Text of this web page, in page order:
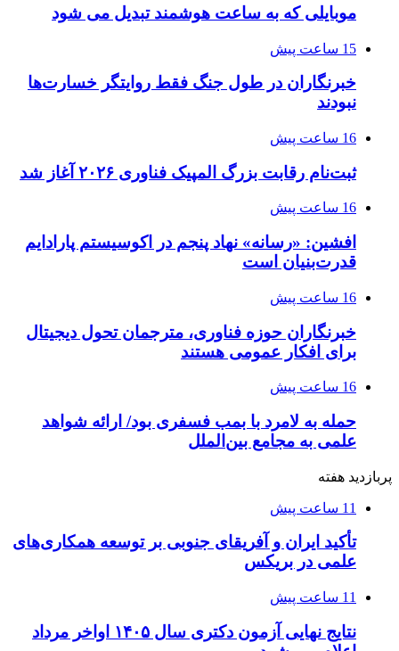
موبایلی که به ساعت هوشمند تبدیل می شود
15 ساعت پیش
خبرنگاران در طول جنگ فقط روایتگر خسارت‌ها
نبودند
16 ساعت پیش
ثبت‌نام رقابت بزرگ المپیک فناوری ۲۰۲۶ آغاز شد
16 ساعت پیش
افشین: «رسانه» نهاد پنجم در اکوسیستم پارادایم
قدرت‌بنیان است
16 ساعت پیش
خبرنگاران حوزه فناوری، مترجمان تحول دیجیتال
برای افکار عمومی هستند
16 ساعت پیش
حمله به لامرد با بمب فسفری بود/ ارائه شواهد
علمی به مجامع بین‌الملل
پربازدید هفته
11 ساعت پیش
تأکید ایران و آفریقای جنوبی بر توسعه همکاری‌های
علمی در بریکس
11 ساعت پیش
نتایج نهایی آزمون دکتری سال ۱۴۰۵ اواخر مرداد